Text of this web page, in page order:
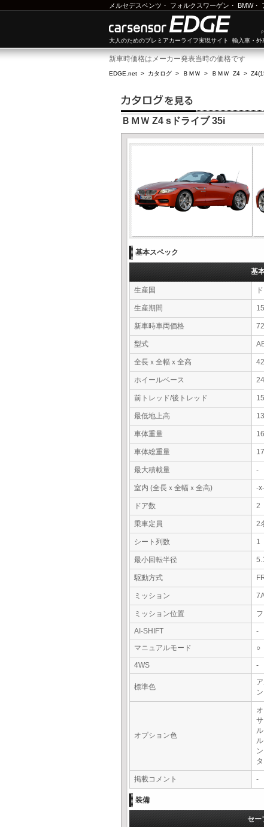
メルセデスベンツ ・ フォルクスワーゲン ・ BMW・
大人のためのプレミアカーライフ実現サイト 輸入車・外
新車時価格はメーカー発表当時の価格です
EDGE.net > カタログ > ＢＭＷ > ＢＭＷ Z4 >
ＢＭＷ Z4 sドライブ 35i
基本スペック
基
生産国
生産期間
新車時車両価格
型式
全長ｘ全幅ｘ全高
ホイールベース
前トレッド/後トレッド
最低地上高
車体重量
車体総重量
最大積載量 -
室内 (全長ｘ全幅ｘ全高) -
ドア数 2
乗車定員 2
シート列数 1
最小回転半径
駆動方式
ミッション
ミッション位置
AI-SHIFT
-
マニュアルモード
○
4WS -
標準色
オプション色
掲載コメント -
装備
セー